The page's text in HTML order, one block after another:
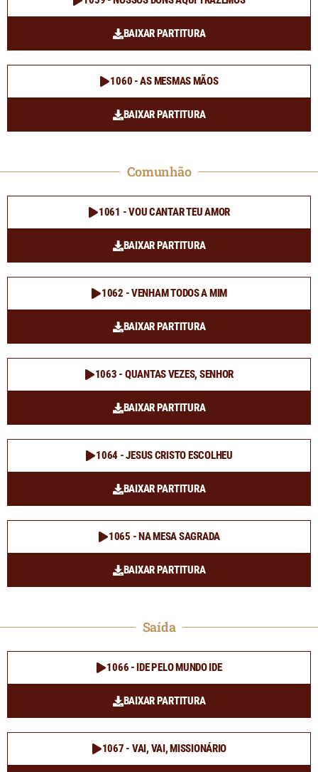
BAIXAR PARTITURA
1060 - AS MESMAS MÃOS
BAIXAR PARTITURA
Comunhão
1061 - VOU CANTAR TEU AMOR
BAIXAR PARTITURA
1062 - VENHAM TODOS A MIM
BAIXAR PARTITURA
1063 - QUANTAS VEZES, SENHOR
BAIXAR PARTITURA
1064 - JESUS CRISTO ESCOLHEU
BAIXAR PARTITURA
1065 - NA MESA SAGRADA
BAIXAR PARTITURA
Saída
1066 - IDE PELO MUNDO IDE
BAIXAR PARTITURA
1067 - VAI, VAI, MISSIONÁRIO